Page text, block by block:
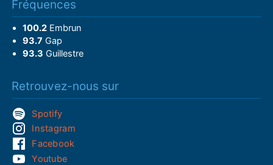
Fréquences
100.2Embrun
93.7 Gap
93.3 Guillestre
Retrouvez-nous sur
Spotify
Instagram
Facebook
Youtube